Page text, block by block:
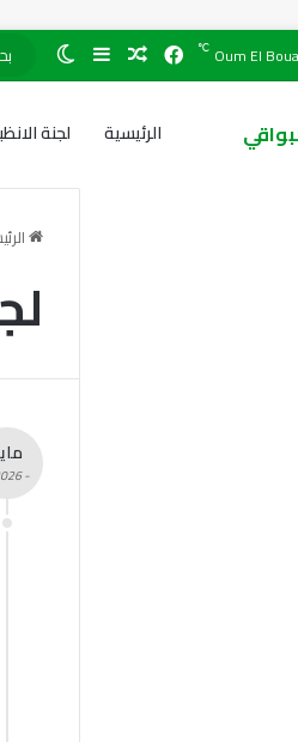
Oum El
℃
الرئيسية لجنة
- 2026 -